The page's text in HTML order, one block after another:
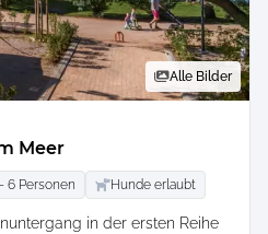
Alle Bilder
Meer
6 Personen Hunde erlaubt
in der ersten Reihe